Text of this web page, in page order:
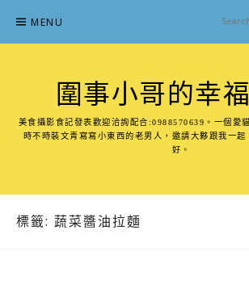
content
MENU
圍事小哥的幸
美食攝影食記發表歡迎洽詢配合:0988570639。一個愛
時不時裝文青寫寫小東西的老男人，邀請大夥跟我一起
好。
標籤: 蔬菜醬油拉麵